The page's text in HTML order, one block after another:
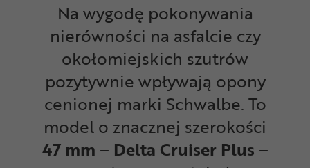
Na wygodę pokonywania
nierówności na asfalcie czy
okołomiejskich szutrów
pozytywnie wpływają opony
cenionej marki Schwalbe. To
model o znacznej szerokości
47 mm – Delta Cruiser Plus –